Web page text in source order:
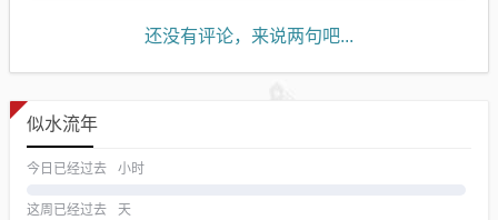
还没有评论，来说两句吧...
似水流年
今日已经过去 小时
这周已经过去 天